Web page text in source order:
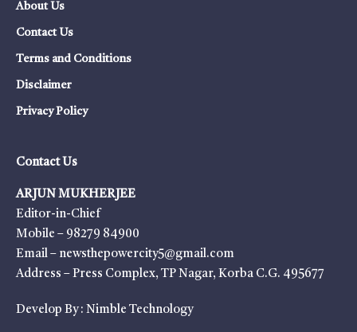
About Us
Contact Us
Terms and Conditions
Disclaimer
Privacy Policy
Contact Us
ARJUN MUKHERJEE
Editor-in-Chief
Mobile – 98279 84900
Email – newsthepowercity5@gmail.com
Address – Press Complex, TP Nagar, Korba C.G. 495677
Develop By : Nimble Technology